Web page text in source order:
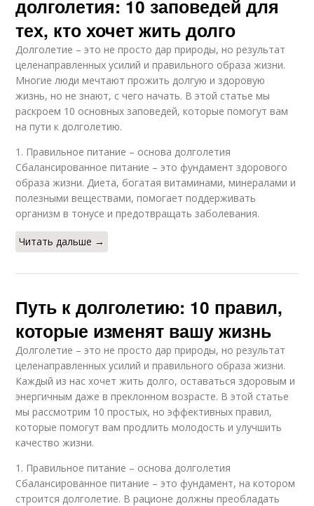
долголетия: 10 заповедей для
тех, кто хочет жить долго
Долголетие – это не просто дар природы, но результат
целенаправленных усилий и правильного образа жизни.
Многие люди мечтают прожить долгую и здоровую
жизнь, но не знают, с чего начать. В этой статье мы
раскроем 10 основных заповедей, которые помогут вам
на пути к долголетию.
1. Правильное питание – основа долголетия
Сбалансированное питание – это фундамент здорового
образа жизни. Диета, богатая витаминами, минералами и
полезными веществами, помогает поддерживать
организм в тонусе и предотвращать заболевания.
Читать дальше →
Путь к долголетию: 10 правил,
которые изменят вашу жизнь
Долголетие – это не просто дар природы, но результат
целенаправленных усилий и правильного образа жизни.
Каждый из нас хочет жить долго, оставаться здоровым и
энергичным даже в преклонном возрасте. В этой статье
мы рассмотрим 10 простых, но эффективных правил,
которые помогут вам продлить молодость и улучшить
качество жизни.
1. Правильное питание – основа долголетия
Сбалансированное питание – это фундамент, на котором
строится долголетие. В рационе должны преобладать